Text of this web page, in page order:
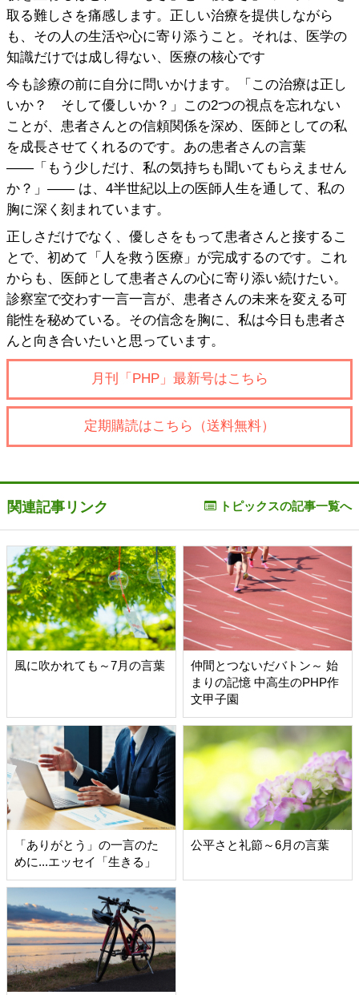
取る難しさを痛感します。正しい治療を提供しながら
も、その人の生活や心に寄り添うこと。それは、医学の
知識だけでは成し得ない、医療の核心です
今も診療の前に自分に問いかけます。「この治療は正し
いか？ そして優しいか？」この2つの視点を忘れない
ことが、患者さんとの信頼関係を深め、医師としての私
を成長させてくれるのです。あの患者さんの言葉
――「もう少しだけ、私の気持ちも聞いてもらえません
か？」―― は、4半世紀以上の医師人生を通して、私の
胸に深く刻まれています。
正しさだけでなく、優しさをもって患者さんと接するこ
とで、初めて「人を救う医療」が完成するのです。これ
からも、医師として患者さんの心に寄り添い続けたい。
診察室で交わす一言一言が、患者さんの未来を変える可
能性を秘めている。その信念を胸に、私は今日も患者さ
んと向き合いたいと思っています。
月刊「PHP」最新号はこちら
定期購読はこちら（送料無料）
関連記事リンク トピックスの記事一覧へ
風に吹かれても～7月の言葉
仲間とつないだバトン～ 始
まりの記憶 中高生のPHP作
文甲子園
「ありがとう」の一言のた
めに...エッセイ「生きる」
公平さと礼節～6月の言葉